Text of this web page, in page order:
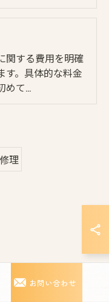
関する費用を明確
す。具体的な料金
めて…
理
お問い合わせ